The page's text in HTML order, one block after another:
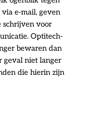
e-mail, geven
schrijven voor
Optitech-
bewaren dan
geval niet langer
die hierin zijn